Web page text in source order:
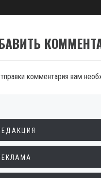
комментария вам